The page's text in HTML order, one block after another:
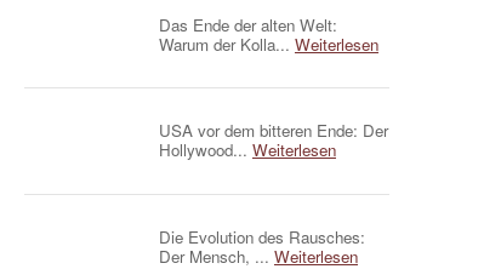
Das Ende der alten Welt:
Warum der Kolla... Weiterlesen
USA vor dem bitteren Ende: Der
Hollywood... Weiterlesen
Die Evolution des Rausches:
Der Mensch, ... Weiterlesen